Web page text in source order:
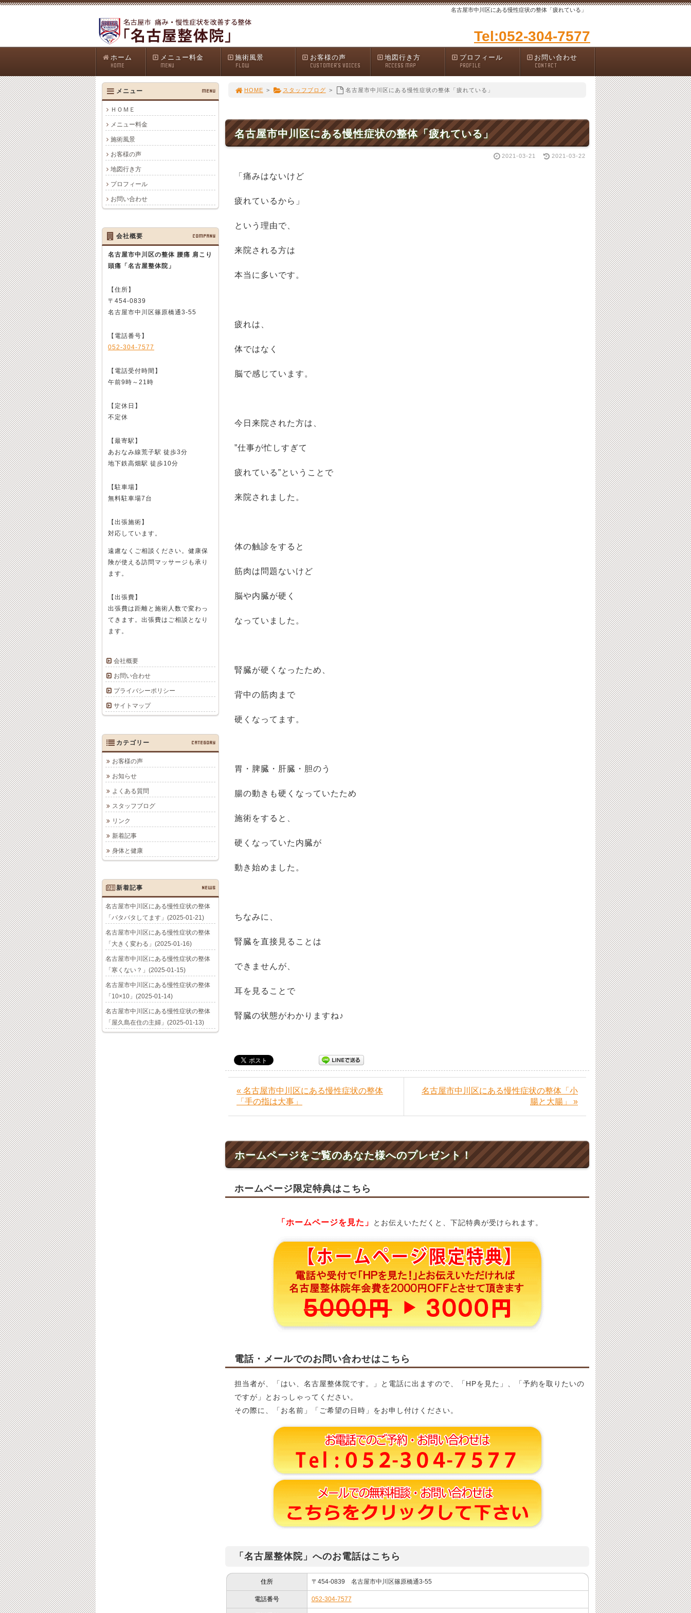
名古屋市中川区にある慢性症状の整体「疲れている」
Tel:052-304-7577
ホーム
HOME
メニュー料金
MENU
施術風景
FLOW
お客様の声
CUSTOMER'S VOICES
地図行き方
ACCESS MAP
プロフィール
PROFILE
お問い合わせ
CONTACT
HOME > スタッフブログ > 名古屋市中川区にある慢性症状の整体「疲れている」
名古屋市中川区にある慢性症状の整体「疲れている」
2021-03-21 2021-03-22
「痛みはないけど
疲れているから」
という理由で、
来院される方は
本当に多いです。
疲れは、
体ではなく
脳で感じています。
今日来院された方は、
”仕事が忙しすぎて
疲れている”ということで
来院されました。
体の触診をすると
筋肉は問題ないけど
脳や内臓が硬く
なっていました。
腎臓が硬くなったため、
背中の筋肉まで
硬くなってます。
胃・脾臓・肝臓・胆のう
腸の動きも硬くなっていたため
施術をすると、
硬くなっていた内臓が
動き始めました。
ちなみに、
腎臓を直接見ることは
できませんが、
耳を見ることで
腎臓の状態がわかりますね♪
« 名古屋市中川区にある慢性症状の整体
「手の指は大事」
名古屋市中川区にある慢性症状の整体「小
腸と大腸」 »
ホームページをご覧のあなた様へのプレゼント！
ホームページ限定特典はこちら
「ホームページを見た」 とお伝えいただくと、下記特典が受けられます。
電話・メールでのお問い合わせはこちら
担当者が、「はい、名古屋整体院です。」と電話に出ますので、「HPを見た」、「予約を取りたいの
ですが」とおっしゃってください。
その際に、「お名前」「ご希望の日時」をお申し付けください。
「名古屋整体院」へのお電話はこちら
住所 〒454-0839 名古屋市中川区篠原橋通3-55
電話番号 052-304-7577
メニュー MENU
ＨＯＭＥ
メニュー料金
施術風景
お客様の声
地図行き方
プロフィール
お問い合わせ
会社概要 COMPANY
名古屋市中川区の整体 腰痛 肩こり
頭痛 「名古屋整体院」
【住所】
〒454-0839
名古屋市中川区篠原橋通3-55
【電話番号】
052-304-7577
【電話受付時間】
午前9時～21時
【定休日】
不定休
【最寄駅】
あおなみ線荒子駅 徒歩3分
地下鉄高畑駅 徒歩10分
【駐車場】
無料駐車場7台
【出張施術】
対応しています。
遠慮なくご相談ください。健康保
険が使える訪問マッサージも承り
ます。
【出張費】
出張費は距離と施術人数で変わっ
てきます。出張費はご相談となり
ます。
会社概要
お問い合わせ
プライバシーポリシー
サイトマップ
カテゴリー CATEGORY
お客様の声
お知らせ
よくある質問
スタッフブログ
リンク
新着記事
身体と健康
新着記事 NEWS
名古屋市中川区にある慢性症状の整体
「バタバタしてます」(2025-01-21)
名古屋市中川区にある慢性症状の整体
「大きく変わる」(2025-01-16)
名古屋市中川区にある慢性症状の整体
「寒くない？」(2025-01-15)
名古屋市中川区にある慢性症状の整体
「10×10」(2025-01-14)
名古屋市中川区にある慢性症状の整体
「屋久島在住の主婦」(2025-01-13)